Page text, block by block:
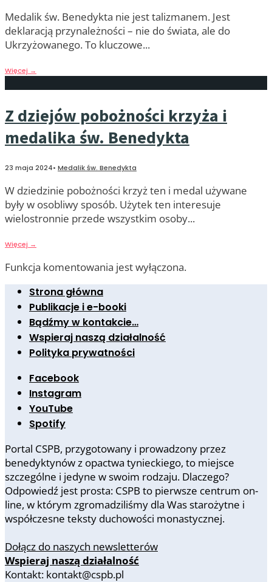
Medalik św. Benedykta nie jest talizmanem. Jest
deklaracją przynależności – nie do świata, ale do
Ukrzyżowanego. To kluczowe...
Więcej →
Z dziejów pobożności krzyża i
medalika św. Benedykta
23 maja 2024• Medalik św. Benedykta
W dziedzinie pobożności krzyż ten i medal używane
były w osobliwy sposób. Użytek ten interesuje
wielostronnie przede wszystkim osoby...
Więcej →
Funkcja komentowania jest wyłączona.
Strona główna
Publikacje i e-booki
Bądźmy w kontakcie…
Wspieraj naszą działalność
Polityka prywatności
Facebook
Instagram
YouTube
Spotify
Portal CSPB, przygotowany i prowadzony przez
benedyktynów z opactwa tynieckiego, to miejsce
szczególne i jedyne w swoim rodzaju. Dlaczego?
Odpowiedź jest prosta: CSPB to pierwsze centrum on-
line, w którym zgromadziliśmy dla Was starożytne i
współczesne teksty duchowości monastycznej.
Dołącz do naszych newsletterów
Wspieraj naszą działalność
Kontakt: kontakt@cspb.pl